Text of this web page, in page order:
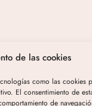
de las cookies
como las cookies
El consentimiento de
de